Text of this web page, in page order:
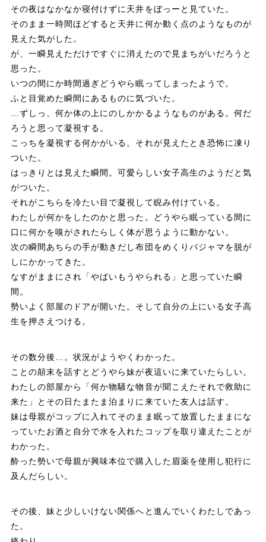
o
k
a
その夜はなかなか寝付けずに天井をぼっーと見ていた。
そのまま一時間ほどすると天井に何か動く点のようなものが
見えた気がした。
が、一瞬見えただけですぐに消えたので見まちがいだろうと
思った。
いつの間にか時間過ぎどうやら眠ってしまったようで。
ふと目覚めた瞬間にあるものに気づいた。
…ずしっ、何か体の上にのしかかるようなものがある。何だ
ろうと思って凝視する。
こっちを凝視する何かがいる。それが見えたとき恐怖に凍り
ついた。
はっきりとは見えた瞬間。可愛らしい女子高生のようだと気
がついた。
それがこちらを冷たい目で凝視して睨み付けている。
わたしが何かをしたのかと思った。どうやら眠っている間に
口に何かを嗅がされたらしく体が思うように動かない。
次の瞬間あちらの手が動きだし布団をめくりパジャマを脱が
しにかかってきた。
なすがままにされ「やばいもうやられる」と思っていた瞬
間。
勢いよく部屋のドアが開いた。そして自分の上にいる女子高
生を押さえつける。
その数分後…。状況がようやくわかった。
ことの顛末を話すとどうやら妹が夜這いに来ていたらしい。
わたしの部屋から「何か物騒な物音が聞こえたそれで救助に
来た」とその日たまたま泊まりに来ていた友人は話す。
妹は母親がコップに入れてそのまま眠って放置したままにな
っていたお酒と自分で水を入れたコップを取り違えたことが
わかった。
酔った勢いで母親が興味本位で購入した眉薬を使用し犯行に
及んだらしい。
その後、妹と少しいけない関係へと進んでいくわたしであっ
た。